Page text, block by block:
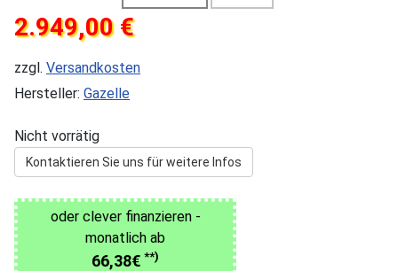
2.949,00 €
zzgl. Versandkosten
Hersteller: Gazelle
Nicht vorrätig
Kontaktieren Sie uns für weitere Infos
oder clever finanzieren -
monatlich ab
66,38€ **)